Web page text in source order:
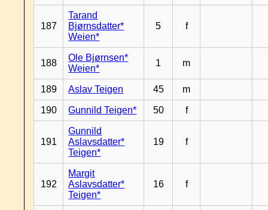
187
Tarand
Bjørnsdatter*
Weien*
5 f
188
Ole Bjørnsen*
Weien*
1 m
189 Aslav Teigen 45 m
190 Gunnild Teigen* 50 f
191
Gunnild
Aslavsdatter*
Teigen*
19 f
192
Margit
Aslavsdatter*
Teigen*
16 f